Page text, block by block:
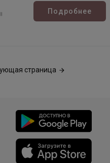
Подробнее
страница